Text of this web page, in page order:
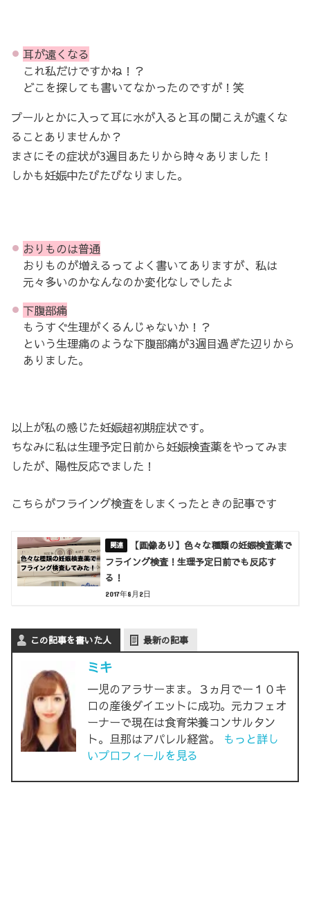
耳が遠くなる
これ私だけですかね！？
どこを探しても書いてなかったのですが！笑
プールとかに入って耳に水が入ると耳の聞こえが遠くな
ることありませんか？
まさにその症状が3週目あたりから時々ありました！
しかも妊娠中たびたびなりました。
おりものは普通
おりものが増えるってよく書いてありますが、私は
元々多いのかなんなのか変化なしでしたよ
下腹部痛
もうすぐ生理がくるんじゃないか！？
という生理痛のような下腹部痛が3週目過ぎた辺りから
ありました。
以上が私の感じた妊娠超初期症状です。
ちなみに私は生理予定日前から妊娠検査薬をやってみま
したが、陽性反応でました！
こちらがフライング検査をしまくったときの記事です
【画像あり】色々な種類の妊娠検査薬で
フライング検査！生理予定日前でも反応す
る！
2017年8月2日
この記事を書いた人 最新の記事
ミキ
一児のアラサーまま。３ヵ月でー１０キ
ロの産後ダイエットに成功。元カフェオ
ーナーで現在は食育栄養コンサルタン
ト。旦那はアパレル経営。 もっと詳し
いプロフィールを見る